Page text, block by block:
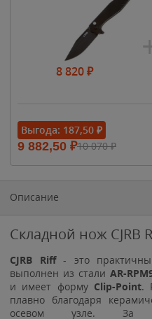
8 820₽
Выгода: 187,50 ₽
9 882,50 ₽10 070₽
Описание
Складной нож CJRB
CJRB Riff- это
выполнен из стали AR-
и имеет форму Clip-Point.
плавно благодаря
осевом узле. За